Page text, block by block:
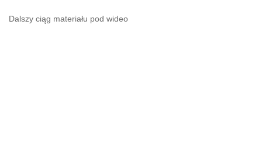
Dalszy ciąg materiału pod wideo